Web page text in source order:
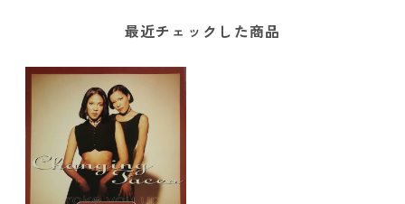
最近チェックした商品